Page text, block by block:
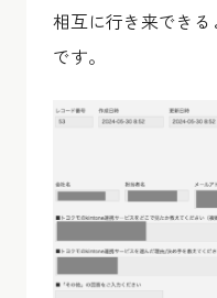
相互に行き来でき
です。